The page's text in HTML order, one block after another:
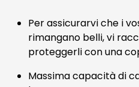
Per assicurarvi che i
rimangano belli, vi
proteggerli con una
Massima capacità di